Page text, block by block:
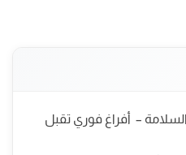
– أفراغ فوري تقبل